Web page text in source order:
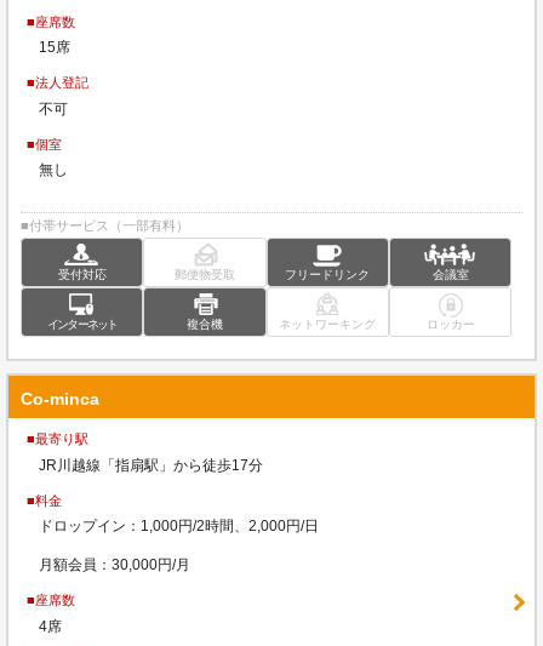
■座席数
15席
■法人登記
不可
■個室
無し
■付帯サービス（一部有料）
受付対応 郵便物受取 フリードリンク 会議室
インターネット 複合機 ネットワーキング ロッカー
Co-minca
■最寄り駅
JR川越線「指扇駅」から徒歩17分
■料金
ドロップイン：1,000円/2時間、2,000円/日
月額会員：30,000円/月
■座席数
4席